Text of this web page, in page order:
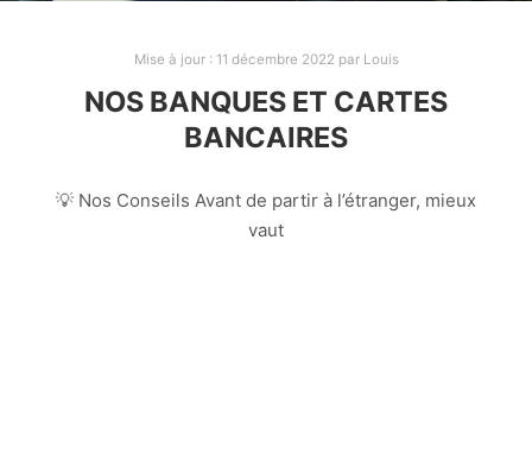
Mise à jour : 11 décembre 2022 par Louis
NOS BANQUES ET CARTES
BANCAIRES
💡 Nos Conseils Avant de partir à l’étranger, mieux
vaut